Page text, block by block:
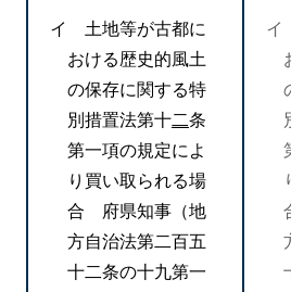
イ 土地等が古都に
おける歴史的風土
の保存に関する特
別措置法第十二条
第一項の規定によ
り買い取られる場
合 府県知事（地
方自治法第二百五
十二条の十九第一
イ